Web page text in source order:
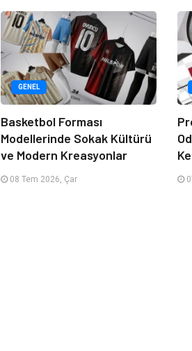
GENEL
Basketbol Forması
Modellerinde Sokak Kültürü
ve Modern Kreasyonlar
08 Tem 2026, Çar